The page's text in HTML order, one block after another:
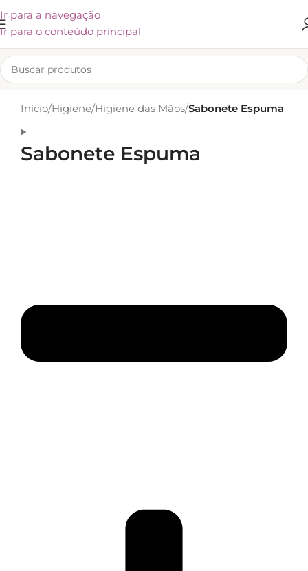
Ir para a navegação
Ir para o conteúdo principal
Início/Higiene/Higiene das Mãos/Sabonete Espuma
Sabonete Espuma